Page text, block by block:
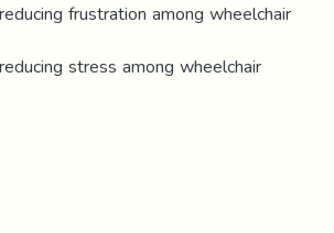
frustration among wheelchair
stress among wheelchair